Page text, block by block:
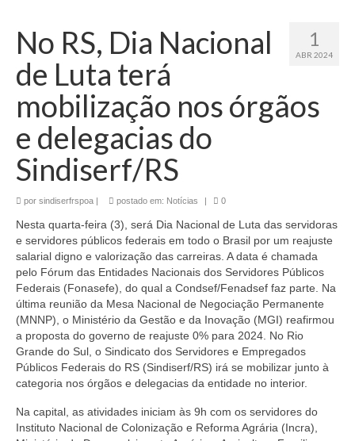
1
ABR 2024
No RS, Dia Nacional
de Luta terá
mobilização nos órgãos
e delegacias do
Sindiserf/RS
por sindiserfrspoa | postado em: Notícias | 0
Nesta quarta-feira (3), será Dia Nacional de Luta das servidoras
e servidores públicos federais em todo o Brasil por um reajuste
salarial digno e valorização das carreiras. A data é chamada
pelo Fórum das Entidades Nacionais dos Servidores Públicos
Federais (Fonasefe), do qual a Condsef/Fenadsef faz parte. Na
última reunião da Mesa Nacional de Negociação Permanente
(MNNP), o Ministério da Gestão e da Inovação (MGI) reafirmou
a proposta do governo de reajuste 0% para 2024. No Rio
Grande do Sul, o Sindicato dos Servidores e Empregados
Públicos Federais do RS (Sindiserf/RS) irá se mobilizar junto à
categoria nos órgãos e delegacias da entidade no interior.
Na capital, as atividades iniciam às 9h com os servidores do
Instituto Nacional de Colonização e Reforma Agrária (Incra),